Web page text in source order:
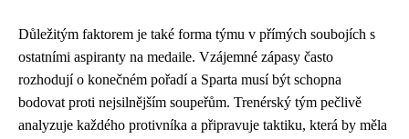
Důležitým faktorem je také forma týmu v přímých soubojích s
ostatními aspiranty na medaile. Vzájemné zápasy často
rozhodují o konečném pořadí a Sparta musí být schopna
bodovat proti nejsilnějším soupeřům. Trenérský tým pečlivě
analyzuje každého protivníka a připravuje taktiku, která by měla